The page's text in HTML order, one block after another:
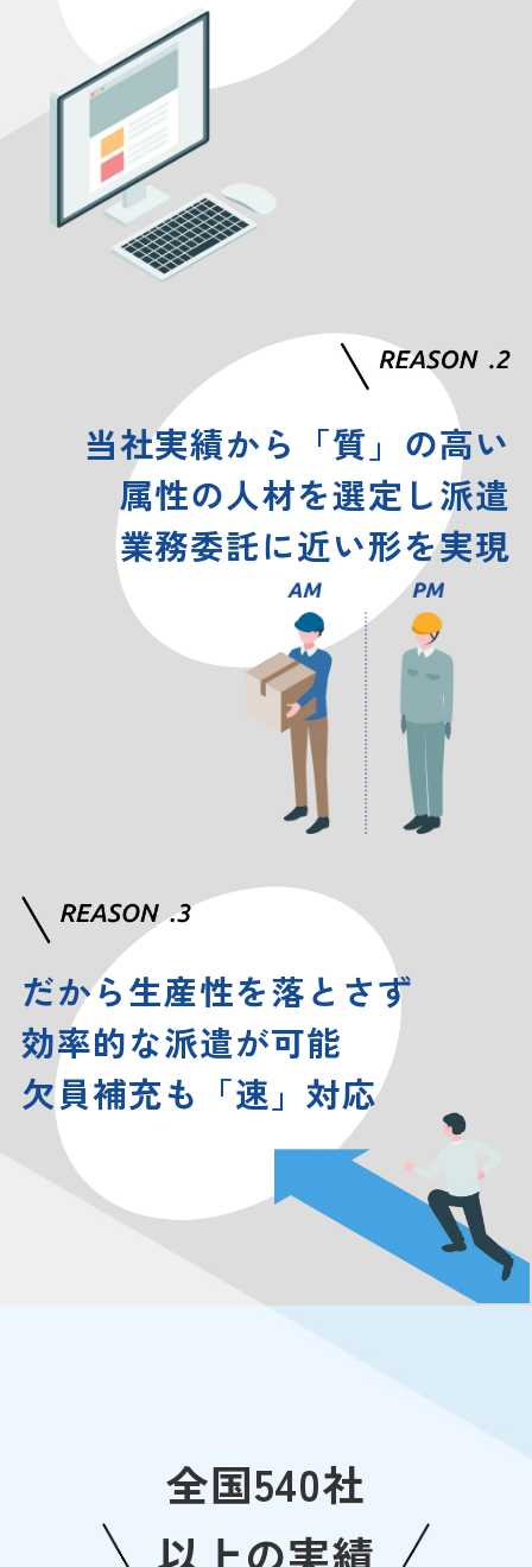
当社実績から「質」の高い
属性の人材を選定し派遣
業務委託に近い形を実現
だから生産性を落とさず
効率的な派遣が可能
欠員補充も「速」対応
全国540社
以上の実績